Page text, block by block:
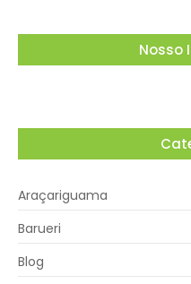
Nosso
Araçariguama
Barueri
Blog